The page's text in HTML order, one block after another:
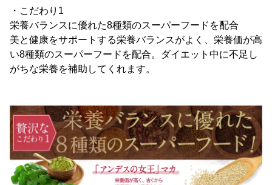
・こだわり1
栄養バランスに優れた8種類のスーパーフードを配合
美と健康をサポートする栄養バランスがよく、栄養価が高
い8種類のスーパーフードを配合。ダイエット中に不足し
がちな栄養を補助してくれます。